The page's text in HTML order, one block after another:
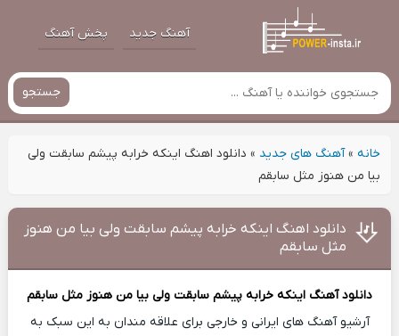
آهنگ جدید پخش آهنگ
جستجو
خانه»آهنگ های جدید » دانلود اهنگ اینکه خرابه پیشم سابقت ولی
بیا من هنوز مثل سابقم
دانلود اهنگ اینکه خرابه پیشم سابقت ولی بیا من هنوز
مثل سابقم
دانلود آهنگ اینکه خرابه پیشم سابقت ولی بیا من هنوز مثل سابقم
آرشیو آهنگ های ایرانی و خارجی برای علاقه مندان به این سبک به